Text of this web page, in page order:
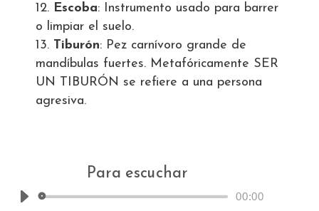
Escoba: Instrumento usado para barrer
o limpiar el suelo.
Tiburón: Pez carnívoro grande de
mandíbulas fuertes. Metafóricamente SER
UN TIBURÓN se refiere a una persona
agresiva.
Para escuchar
Reproductor
00:00